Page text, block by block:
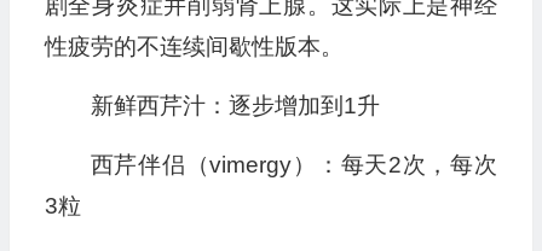
剧全身炎症并削弱肾上腺。这实际上是神经
性疲劳的不连续间歇性版本。
新鲜西芹汁：逐步增加到1升
西芹伴侣（vimergy）：每天2次，每次
3粒